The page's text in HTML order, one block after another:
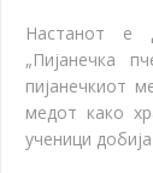
Настанот е
„Пијанечка
пијанечкиот
медот како
ученици